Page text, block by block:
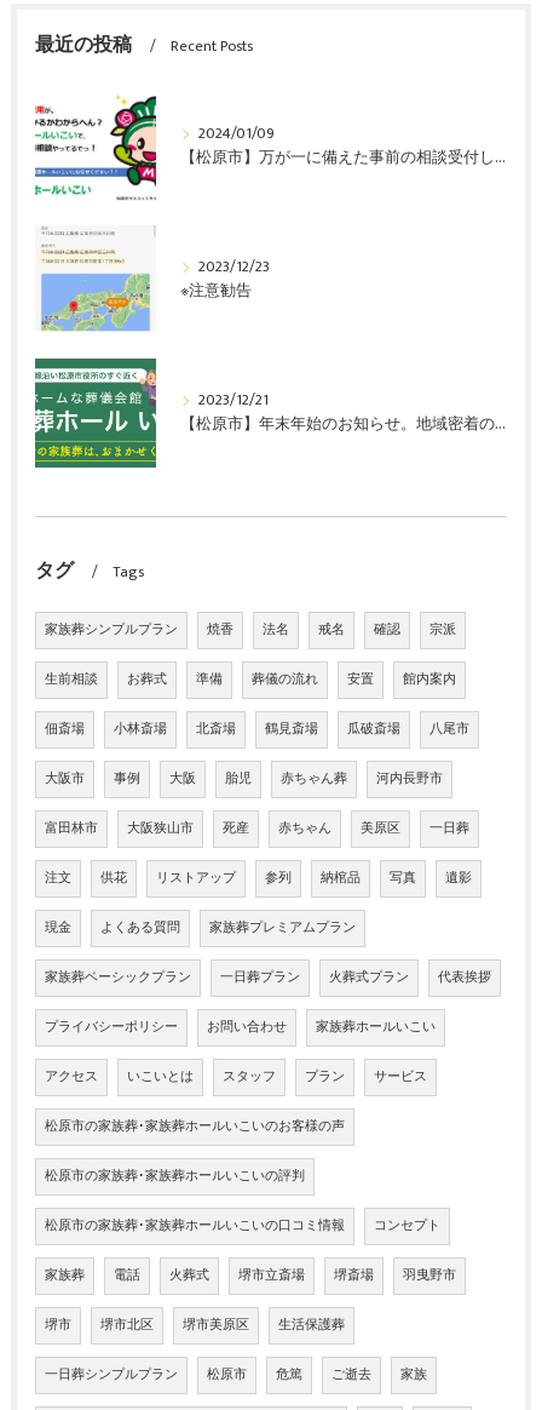
最近の投稿 Recent Posts
2024/01/09
【松原市】万が一に備えた事前の相談受付しています。
2023/12/23
※注意勧告
2023/12/21
【松原市】年末年始のお知らせ。地域密着の葬儀式場「家族葬ホールいこい」
タグ Tags
家族葬シンプルプラン 焼香 法名 戒名 確認 宗派
生前相談 お葬式 準備 葬儀の流れ 安置 館内案内
佃斎場 小林斎場 北斎場 鶴見斎場 瓜破斎場 八尾市
大阪市 事例 大阪 胎児 赤ちゃん葬 河内長野市
富田林市 大阪狭山市 死産 赤ちゃん 美原区 一日葬
注文 供花 リストアップ 参列 納棺品 写真 遺影
現金 よくある質問 家族葬プレミアムプラン
家族葬ベーシックプラン 一日葬プラン 火葬式プラン 代表挨拶
プライバシーポリシー お問い合わせ 家族葬ホールいこい
アクセス いこいとは スタッフ プラン サービス
松原市の家族葬･家族葬ホールいこいのお客様の声
松原市の家族葬･家族葬ホールいこいの評判
松原市の家族葬･家族葬ホールいこいの口コミ情報 コンセプト
家族葬 電話 火葬式 堺市立斎場 堺斎場 羽曳野市
堺市 堺市北区 堺市美原区 生活保護葬
一日葬シンプルプラン 松原市 危篤 ご逝去 家族